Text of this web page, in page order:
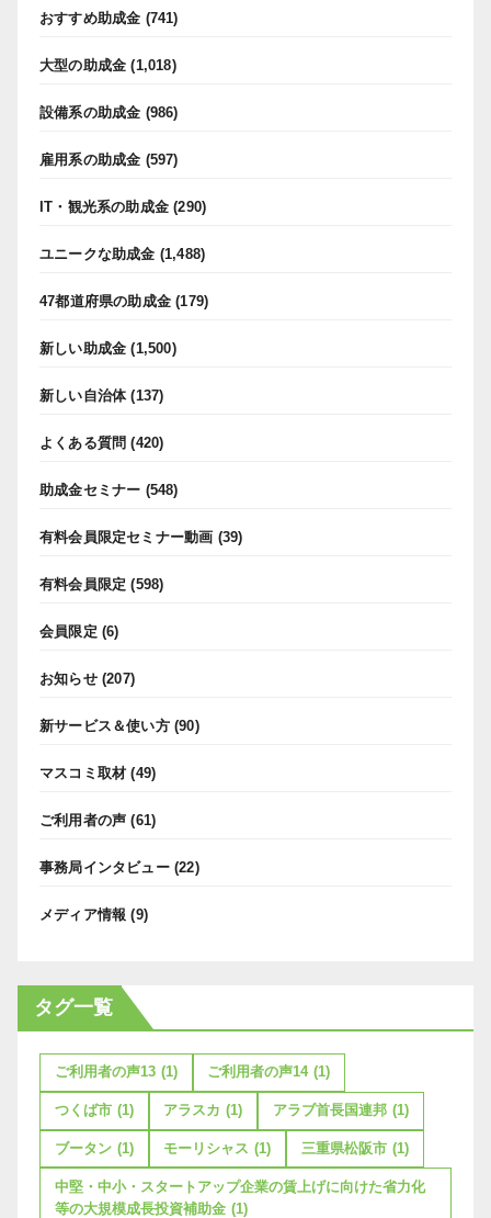
おすすめ助成金 (741)
大型の助成金 (1,018)
設備系の助成金 (986)
雇用系の助成金 (597)
IT・観光系の助成金 (290)
ユニークな助成金 (1,488)
47都道府県の助成金 (179)
新しい助成金 (1,500)
新しい自治体(137)
よくある質問 (420)
助成金セミナー (548)
有料会員限定セミナー動画 (39)
有料会員限定 (598)
会員限定 (6)
お知らせ(207)
新サービス＆使い方(90)
マスコミ取材 (49)
ご利用者の声 (61)
事務局インタビュー(22)
メディア情報 (9)
タグ一覧
ご利用者の声13 (1) ご利用者の声14 (1)
つくば市 (1) アラスカ (1) アラブ首長国連邦 (1)
ブータン (1) モーリシャス (1) 三重県松阪市 (1)
中堅・中小・スタートアップ企業の賃上げに向けた省力化
等の大規模成長投資補助金 (1)